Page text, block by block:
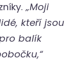
„Moji
kteří jsou
balík